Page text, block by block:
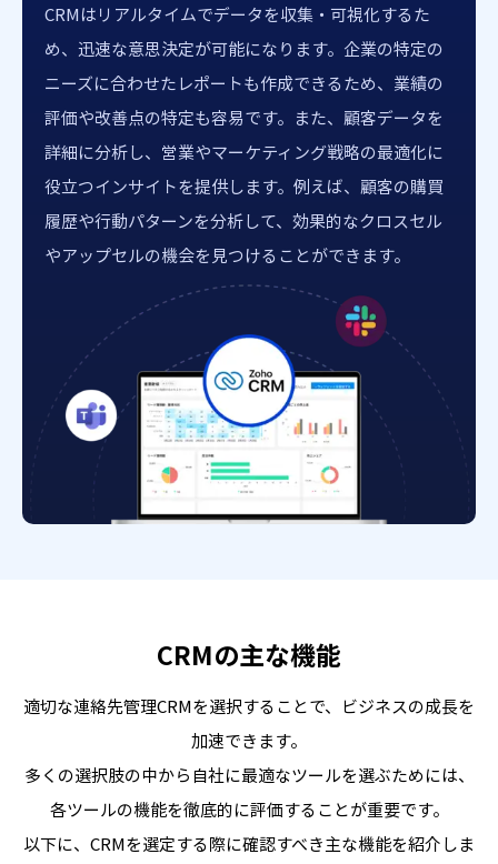
CRMはリアルタイムでデータを収集・可視化するた
め、迅速な意思決定が可能になります。企業の特定の
ニーズに合わせたレポートも作成できるため、業績の
評価や改善点の特定も容易です。また、顧客データを
詳細に分析し、営業やマーケティング戦略の最適化に
役立つインサイトを提供します。例えば、顧客の購買
履歴や行動パターンを分析して、効果的なクロスセル
やアップセルの機会を見つけることができます。
CRMの主な機能
適切な連絡先管理CRMを選択することで、ビジネスの成長を
加速できます。
多くの選択肢の中から自社に最適なツールを選ぶためには、
各ツールの機能を徹底的に評価することが重要です。
以下に、CRMを選定する際に確認すべき主な機能を紹介しま